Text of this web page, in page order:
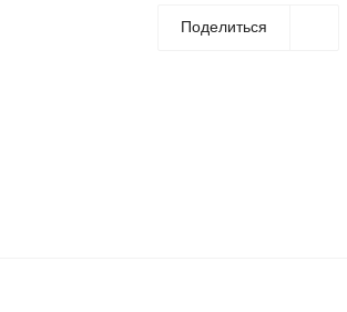
Поделиться